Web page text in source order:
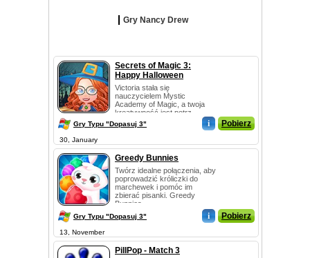
Gry Nancy Drew
Secrets of Magic 3:
Happy Halloween
Victoria stała się
nauczycielem Mystic
Academy of Magic, a twoja
kreatywność jest potrz...
Gry Typu "Dopasuj 3" i Pobierz
30, January
Greedy Bunnies
Twórz idealne połączenia, aby
poprowadzić króliczki do
marchewek i pomóc im
zbierać pisanki. Greedy
Bunnies...
Gry Typu "Dopasuj 3" i Pobierz
13, November
PillPop - Match 3